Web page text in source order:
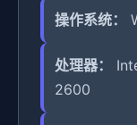
操作系统：
处理器：
2600